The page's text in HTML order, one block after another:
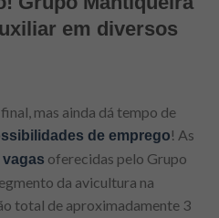
em diversos
mas ainda dá tempo de
de emprego! As
vagas oferecidas pelo Grupo
da avicultura na
total de aproximadamente 3